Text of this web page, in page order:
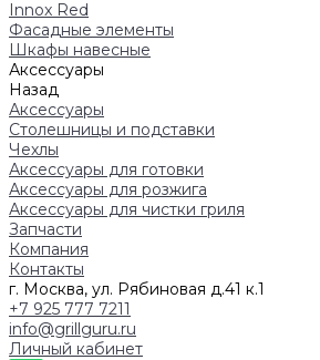
Innox Red
Фасадные элементы
Шкафы навесные
Аксессуары
Назад
Аксессуары
Столешницы и подставки
Чехлы
Аксессуары для готовки
Аксессуары для розжига
Аксессуары для чистки гриля
Запчасти
Компания
Контакты
г. Москва, ул. Рябиновая д.41 к.1
+7 925 777 7211
info@grillguru.ru
Личный кабинет